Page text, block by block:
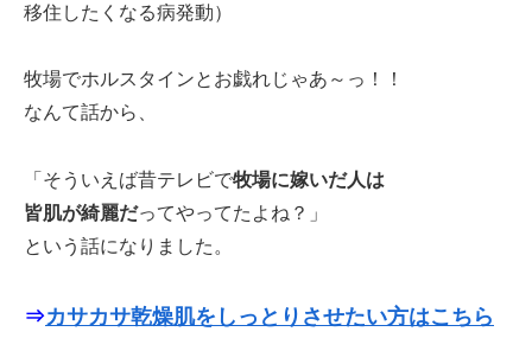
移住したくなる病発動）
牧場でホルスタインとお戯れじゃあ～っ！！
なんて話から、
「そういえば昔テレビで牧場に嫁いだ人は
皆肌が綺麗だってやってたよね？」
という話になりました。
⇒カサカサ乾燥肌をしっとりさせたい方はこちら